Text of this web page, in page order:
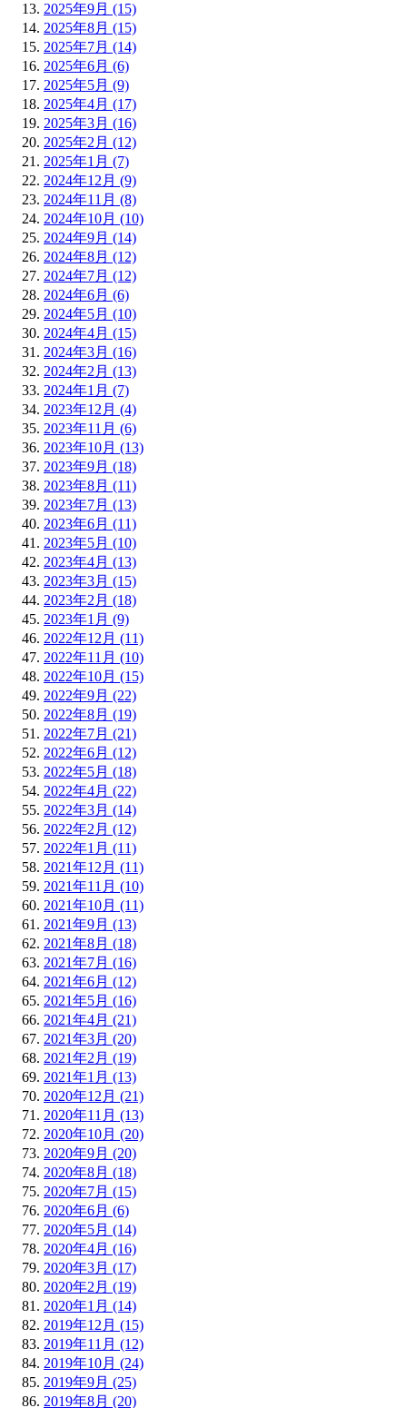
2025年9月 (15)
2025年8月 (15)
2025年7月 (14)
2025年6月 (6)
2025年5月 (9)
2025年4月 (17)
2025年3月 (16)
2025年2月 (12)
2025年1月 (7)
2024年12月 (9)
2024年11月 (8)
2024年10月 (10)
2024年9月 (14)
2024年8月 (12)
2024年7月 (12)
2024年6月 (6)
2024年5月 (10)
2024年4月 (15)
2024年3月 (16)
2024年2月 (13)
2024年1月 (7)
2023年12月 (4)
2023年11月 (6)
2023年10月 (13)
2023年9月 (18)
2023年8月 (11)
2023年7月 (13)
2023年6月 (11)
2023年5月 (10)
2023年4月 (13)
2023年3月 (15)
2023年2月 (18)
2023年1月 (9)
2022年12月 (11)
2022年11月 (10)
2022年10月 (15)
2022年9月 (22)
2022年8月 (19)
2022年7月 (21)
2022年6月 (12)
2022年5月 (18)
2022年4月 (22)
2022年3月 (14)
2022年2月 (12)
2022年1月 (11)
2021年12月 (11)
2021年11月 (10)
2021年10月 (11)
2021年9月 (13)
2021年8月 (18)
2021年7月 (16)
2021年6月 (12)
2021年5月 (16)
2021年4月 (21)
2021年3月 (20)
2021年2月 (19)
2021年1月 (13)
2020年12月 (21)
2020年11月 (13)
2020年10月 (20)
2020年9月 (20)
2020年8月 (18)
2020年7月 (15)
2020年6月 (6)
2020年5月 (14)
2020年4月 (16)
2020年3月 (17)
2020年2月 (19)
2020年1月 (14)
2019年12月 (15)
2019年11月 (12)
2019年10月 (24)
2019年9月 (25)
2019年8月 (20)